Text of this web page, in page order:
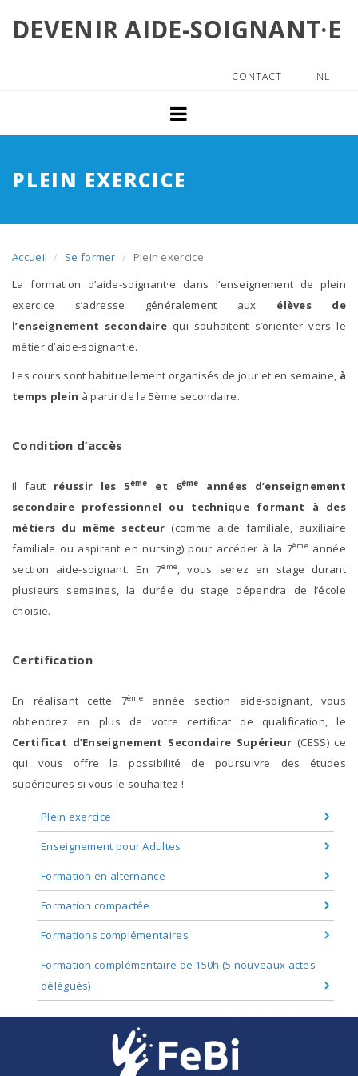
DEVENIR AIDE-SOIGNANT·E
CONTACT NL
Accueil
Le métier d'aide-soignant·e
Les débouchés
Plus d'infos
Se former
Plein exercice
Enseignement pour Adultes
Formation en alternance
Formation complémentaire de
150h (5 nouveaux actes
délégués)
Formation en alternance
Allocation d’études
Travailleur·euse
Le crédit-temps et interruption
de carrière
#choisislessoins
PLEIN EXERCICE
Accueil Se former
Plein exercice
La formation d’aide-soignant·e dans l’enseignement de plein
exercice s’adresse généralement aux élèves de
l’enseignement secondaire qui souhaitent s’orienter vers le
métier d’aide-soignant·e.
Les cours sont habituellement organisés de jour et en semaine, à
temps plein à partir de la 5ème secondaire.
Condition d’accès
Il faut réussir les 5ème et 6ème
années d’enseignement
secondaire professionnel ou technique formant à des
métiers du même secteur (comme aide familiale, auxiliaire
familiale ou aspirant en nursing) pour accéder à la 7èmeannée
section aide-soignant. En 7ème, vous serez en stage durant
plusieurs semaines, la durée du stage dépendra de l’école
choisie.
Certification
En réalisant cette 7ème
année section aide-soignant, vous
obtiendrez en plus de votre certificat de qualification, le
Certificat d’Enseignement Secondaire Supérieur (CESS) ce
qui vous offre la possibilité de poursuivre des études
supérieures si vous le souhaitez !
Sub
menu
(se
former)
Plein exercice
Enseignement pour Adultes
Formation en alternance
Formation compactée
Formations complémentaires
Formation complémentaire de 150h (5 nouveaux actes
délégués)